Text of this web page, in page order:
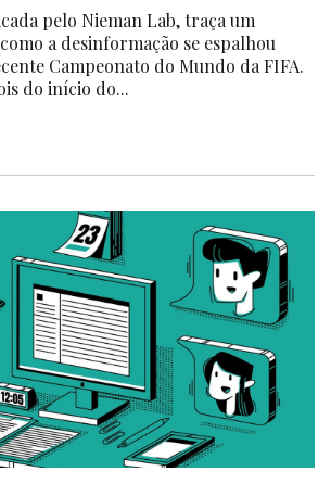
pelo Nieman Lab, traça um
a desinformação se espalhou
Campeonato do Mundo da FIFA.
do início do...